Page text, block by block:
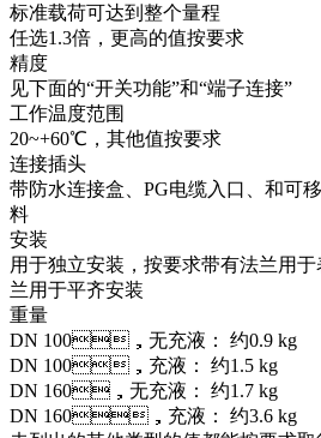
标准载荷可达到整个量程
任选1.3倍，更高的值按要求
精度
见下面的“开关功能”和“端子连接”
工作温度范围
20~+60℃，其他值按要求
连接插头
带防水连接盒、PG电缆入口、和可
料
安装
用于独立安装，按要求带有法兰
兰用于平齐安装
重量
DN 100，无充液： 约0.9 kg
DN 100，充液： 约1.5 kg
DN 160，无充液： 约1.7 kg
DN 160，充液： 约3.6 kg